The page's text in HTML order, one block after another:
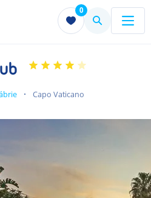
0
Menu Menu
Capo Vaticano